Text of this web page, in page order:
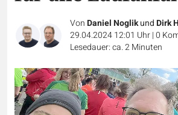
VonDaniel NoglikundDirk
29.04.2024 12:01 Uhr|0
Lesedauer: ca. 2 Minuten